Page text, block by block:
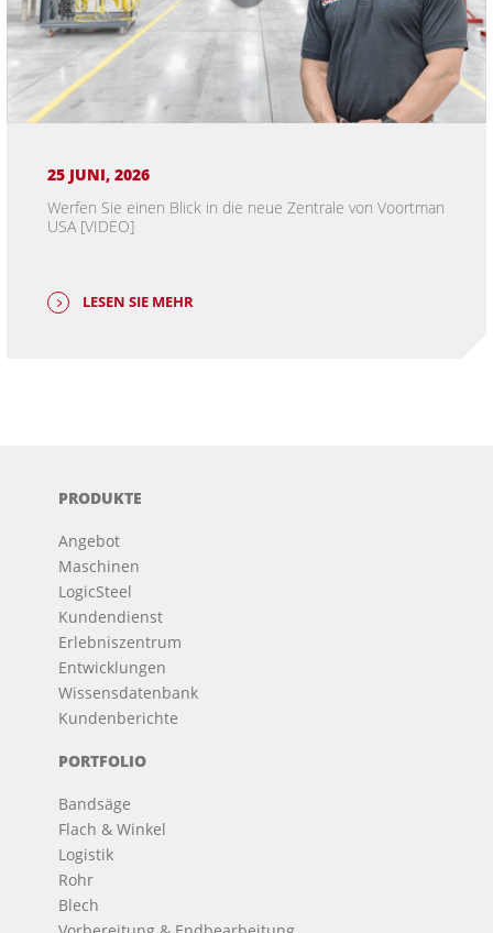
25 JUNI, 2026
Werfen Sie einen Blick in die neue Zentrale von Voortman
USA [VIDEO]
LESEN SIE MEHR
PRODUKTE
Angebot
Maschinen
LogicSteel
Kundendienst
Erlebniszentrum
Entwicklungen
Wissensdatenbank
Kundenberichte
PORTFOLIO
Bandsäge
Flach & Winkel
Logistik
Rohr
Blech